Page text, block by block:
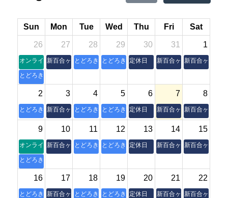
Sun Mon Tue Wed Thu Fri Sat
26
オンライン朝活操体法セミナー
とどろき縁側
27
新百合ヶ丘本室
28
とどろき縁側
29
とどろき縁側
30
定休日
31
新百合ヶ丘本室
1
新百合ヶ丘本室
2
とどろき縁側
3
新百合ヶ丘本室
4
とどろき縁側
5
とどろき縁側
6
定休日
7
新百合ヶ丘本室
8
新百合ヶ丘本室
9
オンライン朝活操体法セミナー
とどろき縁側
10
新百合ヶ丘本室
11
とどろき縁側
12
とどろき縁側
13
定休日
14
新百合ヶ丘本室
15
新百合ヶ丘本室
16
とどろき縁側
17
新百合ヶ丘本室
18
とどろき縁側
19
とどろき縁側
20
定休日
21
新百合ヶ丘本室
22
新百合ヶ丘本室